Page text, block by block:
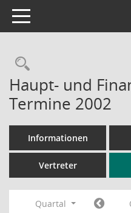
Toggle navigation
Haupt- und
Termine 2002
Informationen
Vertreter
Quartal